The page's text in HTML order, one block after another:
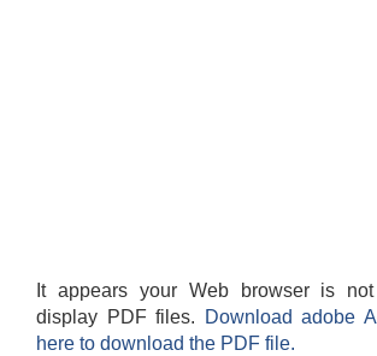
It appears your Web browser is
display PDF files.
Download adobe
here to download the PDF file.